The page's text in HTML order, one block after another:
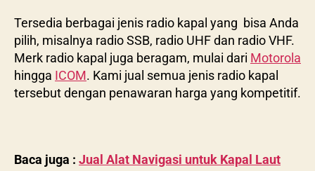
Tersedia berbagai jenis radio kapal yang bisa Anda
pilih, misalnya radio SSB, radio UHF dan radio VHF.
Merk radio kapal juga beragam, mulai dari Motorola
hingga ICOM. Kami jual semua jenis radio kapal
tersebut dengan penawaran harga yang kompetitif.
Baca juga : Jual Alat Navigasi untuk Kapal Laut